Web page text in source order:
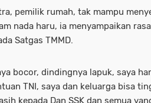
pemilik rumah, tak mampu
nada haru, ia menyampaikan
Satgas TMMD.
bocor, dindingnya lapuk, saya
TNI, saya dan keluarga bisa
kepada Dan SSK dan semua